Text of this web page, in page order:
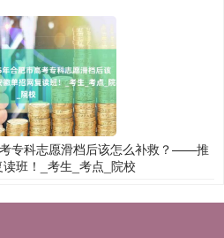
专科志愿滑档后该怎么补救？——推
班！_考生_考点_院校